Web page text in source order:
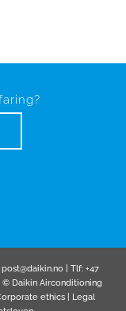
| Tlf: +47
© Daikin Airconditioning
ethics
Legal